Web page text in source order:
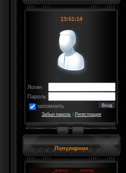
13:51:15
Логин:
Пароль:
запомнить
Забыл пароль Регистрация
Популярное